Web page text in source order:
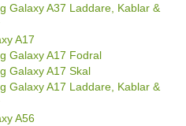
Galaxy A37 Laddare, Kablar &
A17
Galaxy A17 Fodral
Galaxy A17 Skal
Galaxy A17 Laddare, Kablar &
A56